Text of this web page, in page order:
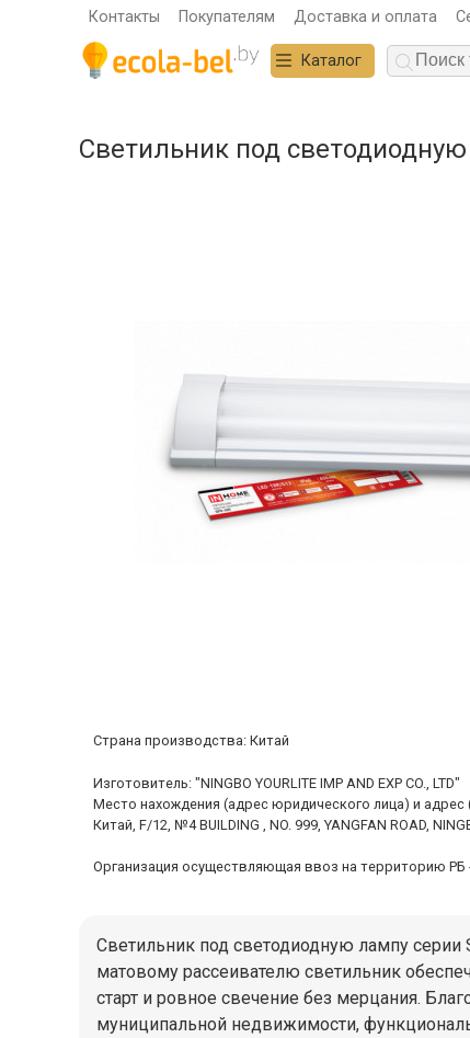
Контакты Покупателям Доставка и оплата
Каталог
Светильник под
Cтрана производства: Китай
Изготовитель: "NINGBO YOURLITE IMP AND EXP CO., LTD"
Место нахождения (адрес юридического лица) и
Китай, F/12, №4 BUILDING , NO. 999, YANGFAN ROAD,
Организация осуществляющая ввоз на территорию РБ
Светильник под светодиодную лампу серии
матовому рассеивателю светильник
старт и ровное свечение без мерцания.
муниципальной недвижимости,